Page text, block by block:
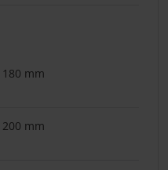
180 mm
200 mm